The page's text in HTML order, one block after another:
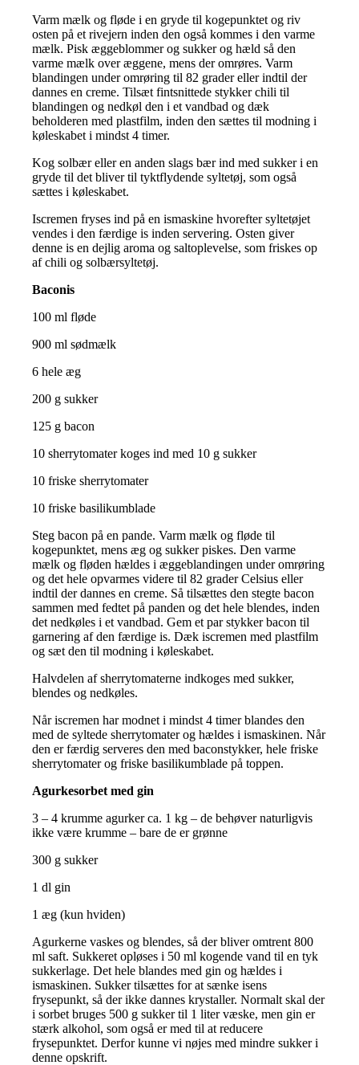
Varm mælk og fløde i en gryde til kogepunktet og riv
osten på et rivejern inden den også kommes i den varme
mælk. Pisk æggeblommer og sukker og hæld så den
varme mælk over æggene, mens der omrøres. Varm
blandingen under omrøring til 82 grader eller indtil der
dannes en creme. Tilsæt fintsnittede stykker chili til
blandingen og nedkøl den i et vandbad og dæk
beholderen med plastfilm, inden den sættes til modning i
køleskabet i mindst 4 timer.
Kog solbær eller en anden slags bær ind med sukker i en
gryde til det bliver til tyktflydende syltetøj, som også
sættes i køleskabet.
Iscremen fryses ind på en ismaskine hvorefter syltetøjet
vendes i den færdige is inden servering. Osten giver
denne is en dejlig aroma og saltoplevelse, som friskes op
af chili og solbærsyltetøj.
Baconis
100 ml fløde
900 ml sødmælk
6 hele æg
200 g sukker
125 g bacon
10 sherrytomater koges ind med 10 g sukker
10 friske sherrytomater
10 friske basilikumblade
Steg bacon på en pande. Varm mælk og fløde til
kogepunktet, mens æg og sukker piskes. Den varme
mælk og fløden hældes i æggeblandingen under omrøring
og det hele opvarmes videre til 82 grader Celsius eller
indtil der dannes en creme. Så tilsættes den stegte bacon
sammen med fedtet på panden og det hele blendes, inden
det nedkøles i et vandbad. Gem et par stykker bacon til
garnering af den færdige is. Dæk iscremen med plastfilm
og sæt den til modning i køleskabet.
Halvdelen af sherrytomaterne indkoges med sukker,
blendes og nedkøles.
Når iscremen har modnet i mindst 4 timer blandes den
med de syltede sherrytomater og hældes i ismaskinen. Når
den er færdig serveres den med baconstykker, hele friske
sherrytomater og friske basilikumblade på toppen.
Agurkesorbet med gin
3 – 4 krumme agurker ca. 1 kg – de behøver naturligvis
ikke være krumme – bare de er grønne
300 g sukker
1 dl gin
1 æg (kun hviden)
Agurkerne vaskes og blendes, så der bliver omtrent 800
ml saft. Sukkeret opløses i 50 ml kogende vand til en tyk
sukkerlage. Det hele blandes med gin og hældes i
ismaskinen. Sukker tilsættes for at sænke isens
frysepunkt, så der ikke dannes krystaller. Normalt skal der
i sorbet bruges 500 g sukker til 1 liter væske, men gin er
stærk alkohol, som også er med til at reducere
frysepunktet. Derfor kunne vi nøjes med mindre sukker i
denne opskrift.